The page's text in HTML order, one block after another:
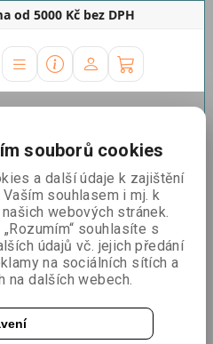
od 5000 Kč bez DPH
A1, oblé rohy,
souborů cookies
a další údaje k zajištění
souhlasem i mj. k
webových stránek.
souhlasíte s
údajů vč. jejich předání
na sociálních sítích a
na dalších webech.